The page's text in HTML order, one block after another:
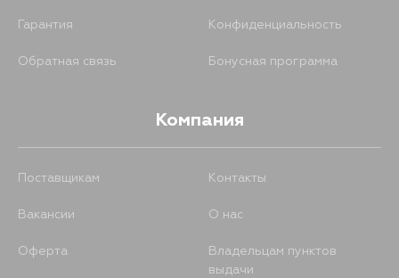
Гарантия Конфиденциальность
Обратная связь Бонусная программа
Компания
Поставщикам Контакты
Вакансии О нас
Оферта
Владельцам пунктов
выдачи